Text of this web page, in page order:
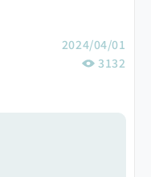
2024/04/01
3132